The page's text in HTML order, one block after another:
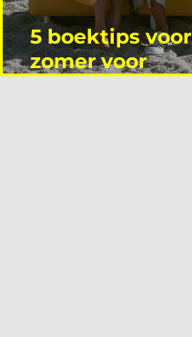
5 boektips
zomer voor